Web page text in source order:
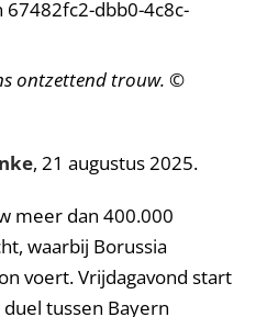
ontzettend trouw. ©
, 21 augustus 2025.
meer dan 400.000
waarbij Borussia
voert. Vrijdagavond start
tussen Bayern